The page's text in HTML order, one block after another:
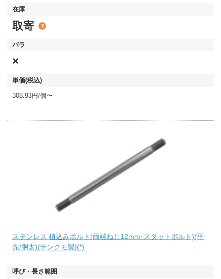
取寄
×
308.93円/個〜
ステンレス 植込みボルト(両端ねじ12mm･スタットボルト)(平
先/胴太)(テンクモ製)(*)